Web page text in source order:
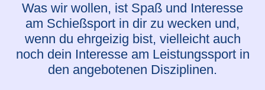
Was wir wollen, ist Spaß und Interesse
am Schießsport in dir zu wecken und,
wenn du ehrgeizig bist, vielleicht auch
noch dein Interesse am Leistungssport in
den angebotenen Disziplinen.